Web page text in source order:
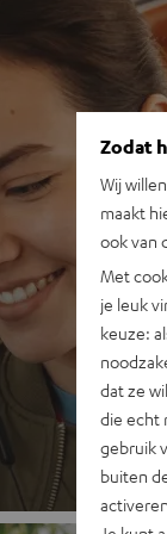
Zodat
Wij
maakt
ook van
Met
je leuk
keuze:
dat ze
die echt
gebruik
buiten